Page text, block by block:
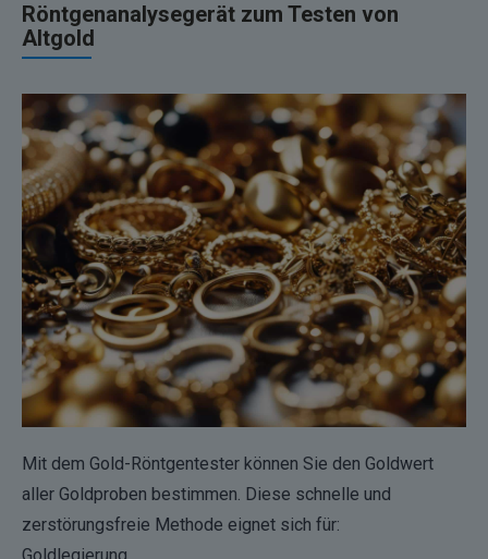
Röntgenanalysegerät zum Testen von
Altgold
Mit dem Gold-Röntgentester können Sie den Goldwert
aller Goldproben bestimmen. Diese schnelle und
zerstörungsfreie Methode eignet sich für: